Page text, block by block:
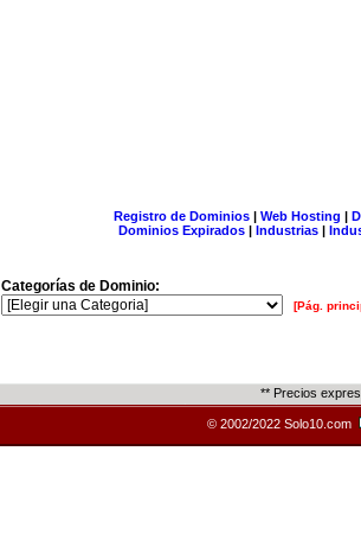
Registro de Dominios| Web Hosting |
Dominios Expirados | Industrias |
Categorías de Dominio:
[Pág.
** Precios
© 2002/2022 Solo10.com